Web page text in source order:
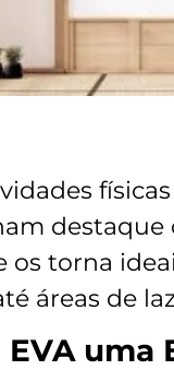
os torna
áreas de
uma